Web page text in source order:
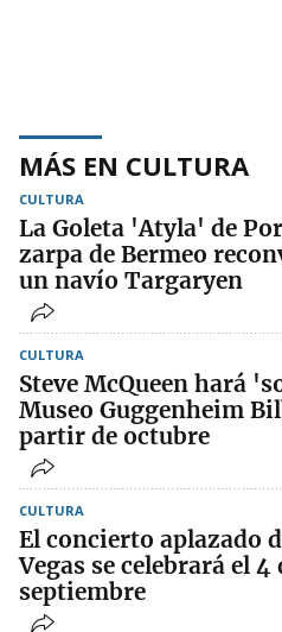
MÁS EN CULTURA
CULTURA
La Goleta 'Atyla' de
zarpa de Bermeo
un navío Targaryen
CULTURA
Steve McQueen hará
Museo Guggenheim
partir de octubre
CULTURA
El concierto aplazado
Vegas se celebrará el 4
septiembre